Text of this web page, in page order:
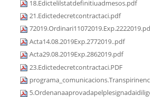
18.Edictelilstatdefinitiuadmesos.pdf
21.Edictedecretcontractaci.pdf
Acta14.08.2019Exp.2772019..pdf
Acta29.08.2019Exp.2862019.pdf
23.Edictedecretcontractaci.PDF